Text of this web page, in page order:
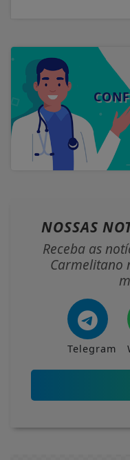
NOSSAS
Receba as
Carmelitano
Telegram